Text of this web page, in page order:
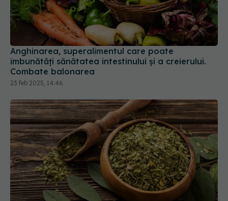
Anghinarea, superalimentul care poate
îmbunătăți sănătatea intestinului și a creierului.
Combate balonarea
23 feb 2025, 14:46